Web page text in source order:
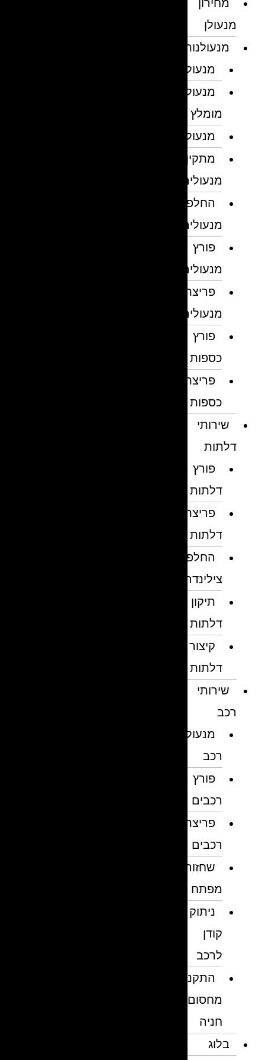
מחירון
מנעולן
מנעולנות
מנעולן
מנעולן
מומלץ
מנעולנים
מתקין
מנעולים
החלפת
מנעולים
פורץ
מנעולים
פריצת
מנעולים
פורץ
כספות
פריצת
כספות
שירותי
דלתות
פורץ
דלתות
פריצת
דלתות
החלפת
צילינדרים
תיקון
דלתות
קיצור
דלתות
שירותי
מנעולן
פורץ
רכבים
פריצת
רכבים
שחזור
מפתח
ניתוק
לרכב
התקנת
מחסום
חניה
בלוג